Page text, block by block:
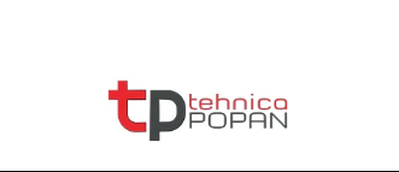
Toate Produsele